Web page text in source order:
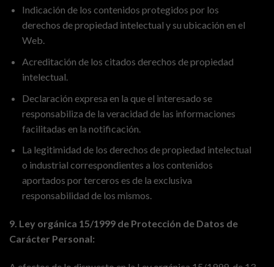
Indicación de los contenidos protegidos por los
derechos de propiedad intelectual y su ubicación en el
Web.
Acreditación de los citados derechos de propiedad
intelectual.
Declaración expresa en la que el interesado se
responsabiliza de la veracidad de las informaciones
facilitadas en la notificación.
La legitimidad de los derechos de propiedad intelectual
o industrial correspondientes a los contenidos
aportados por terceros es de la exclusiva
responsabilidad de los mismos.
9. Ley orgánica 15/1999 de Protección de Datos de
Carácter Personal: